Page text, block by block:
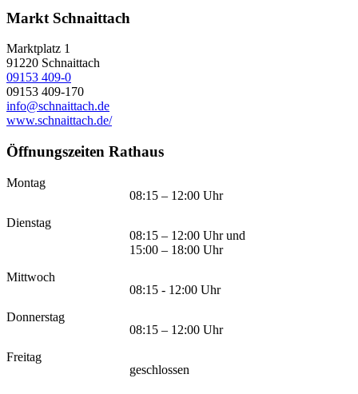
Markt Schnaittach
Marktplatz 1
91220 Schnaittach
09153 409-0
09153 409-170
info@schnaittach.de
www.schnaittach.de/
Öffnungszeiten Rathaus
Montag
08:15 – 12:00 Uhr
Dienstag
08:15 – 12:00 Uhr und
15:00 – 18:00 Uhr
Mittwoch
08:15 - 12:00 Uhr
Donnerstag
08:15 – 12:00 Uhr
Freitag
geschlossen